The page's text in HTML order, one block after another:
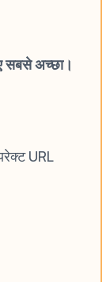
सबसे अच्छा।
URL